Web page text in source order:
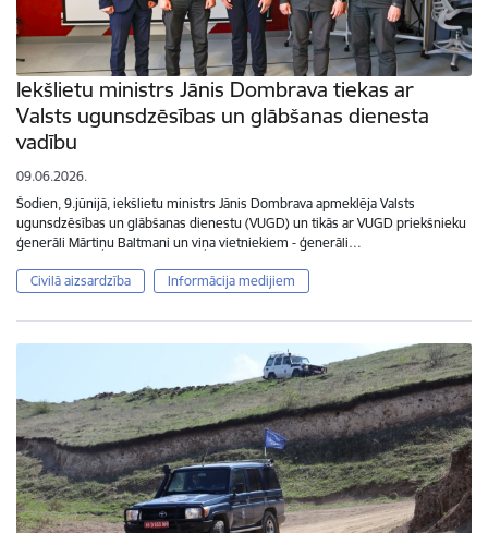
Iekšlietu ministrs Jānis Dombrava tiekas ar
Valsts ugunsdzēsības un glābšanas dienesta
vadību
09.06.2026.
Šodien, 9.jūnijā, iekšlietu ministrs Jānis Dombrava apmeklēja Valsts
ugunsdzēsības un glābšanas dienestu (VUGD) un tikās ar VUGD priekšnieku
ģenerāli Mārtiņu Baltmani un viņa vietniekiem - ģenerāli…
Civilā aizsardzība Informācija medijiem